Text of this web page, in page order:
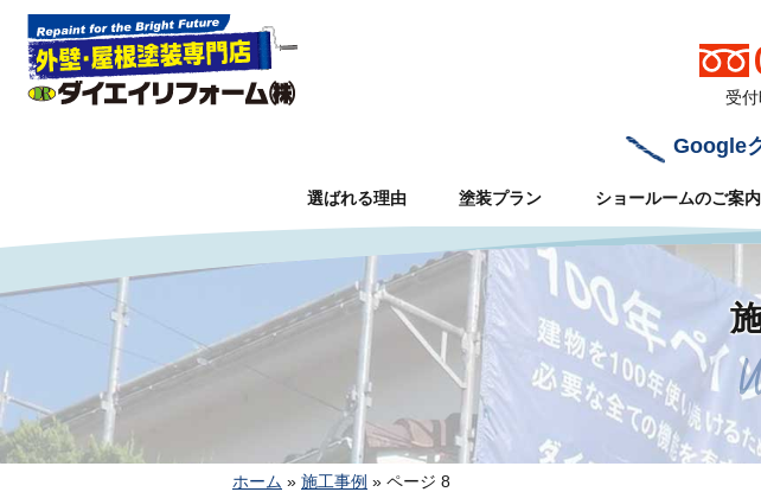
受
Google
選ばれる理由 塗装プラン ショールームのご案内
ホーム » 施工事例 » ページ 8